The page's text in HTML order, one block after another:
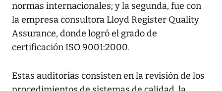
normas internacionales; y la segunda, fue con
la empresa consultora Lloyd Register Quality
Assurance, donde logró el grado de
certificación ISO 9001:2000.
Estas auditorías consisten en la revisión de los